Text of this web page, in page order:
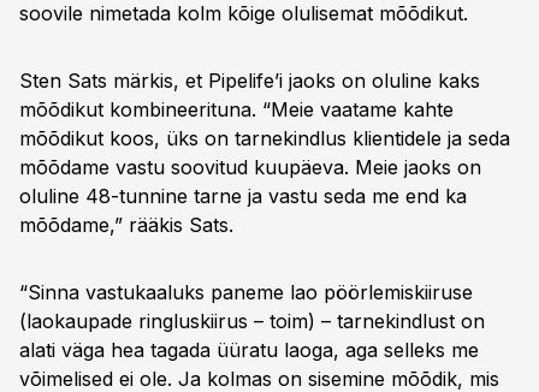
soovile nimetada kolm kõige olulisemat mõõdikut.
Sten Sats märkis, et Pipelife’i jaoks on oluline kaks
mõõdikut kombineerituna. “Meie vaatame kahte
mõõdikut koos, üks on tarnekindlus klientidele ja seda
mõõdame vastu soovitud kuupäeva. Meie jaoks on
oluline 48-tunnine tarne ja vastu seda me end ka
mõõdame,” rääkis Sats.
“Sinna vastukaaluks paneme lao pöörlemiskiiruse
(laokaupade ringluskiirus – toim) – tarnekindlust on
alati väga hea tagada üüratu laoga, aga selleks me
võimelised ei ole. Ja kolmas on sisemine mõõdik, mis